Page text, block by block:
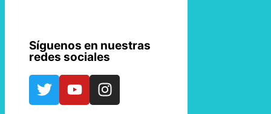
Síguenos en nuestras
redes sociales